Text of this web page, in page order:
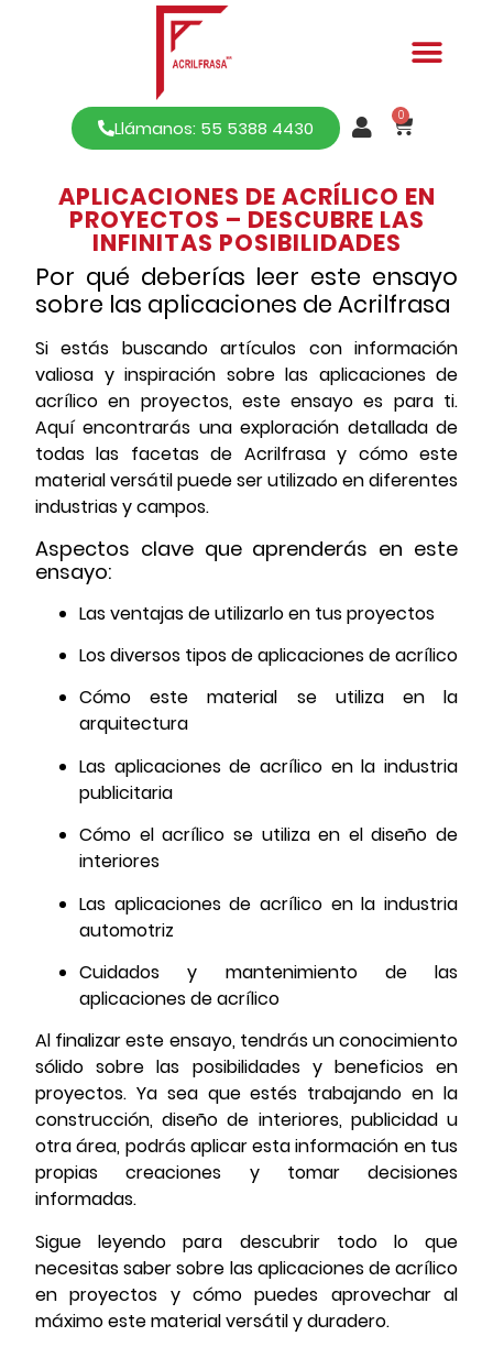
Llámanos: 55 5388 4430
0
APLICACIONES DE ACRÍLICO EN
PROYECTOS – DESCUBRE LAS
INFINITAS POSIBILIDADES
Por qué deberías leer este ensayo
sobre las aplicaciones de Acrilfrasa
Si estás buscando artículos con información
valiosa y inspiración sobre las aplicaciones de
acrílico en proyectos, este ensayo es para ti.
Aquí encontrarás una exploración detallada de
todas las facetas de Acrilfrasa y cómo este
material versátil puede ser utilizado en diferentes
industrias y campos.
Aspectos clave que aprenderás en este
ensayo:
Las ventajas de utilizarlo en tus proyectos
Los diversos tipos de aplicaciones de acrílico
Cómo este material se utiliza en la
arquitectura
Las aplicaciones de acrílico en la industria
publicitaria
Cómo el acrílico se utiliza en el diseño de
interiores
Las aplicaciones de acrílico en la industria
automotriz
Cuidados y mantenimiento de las
aplicaciones de acrílico
Al finalizar este ensayo, tendrás un conocimiento
sólido sobre las posibilidades y beneficios en
proyectos. Ya sea que estés trabajando en la
construcción, diseño de interiores, publicidad u
otra área, podrás aplicar esta información en tus
propias creaciones y tomar decisiones
informadas.
Sigue leyendo para descubrir todo lo que
necesitas saber sobre las aplicaciones de acrílico
en proyectos y cómo puedes aprovechar al
máximo este material versátil y duradero.